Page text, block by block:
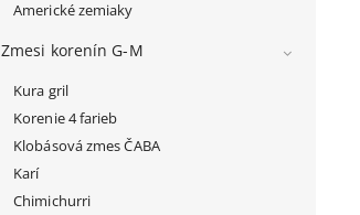
Americké zemiaky
Zmesi korenín G-M
Kura gril
Korenie 4 farieb
Klobásová zmes ČABA
Karí
Chimichurri